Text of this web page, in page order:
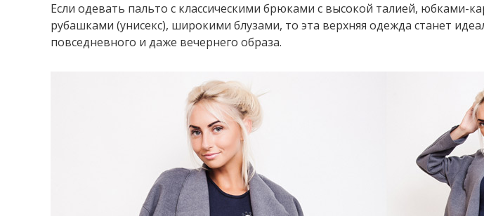
Если одевать пальто с классическими брюками с высокой талией,
рубашками (унисекс), широкими блузами, то эта верхняя одежда станет
повседневного и даже вечернего образа.